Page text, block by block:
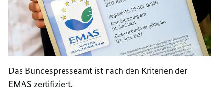
Das Bundespresseamt ist nach den Kriterien der
EMAS zertifiziert.